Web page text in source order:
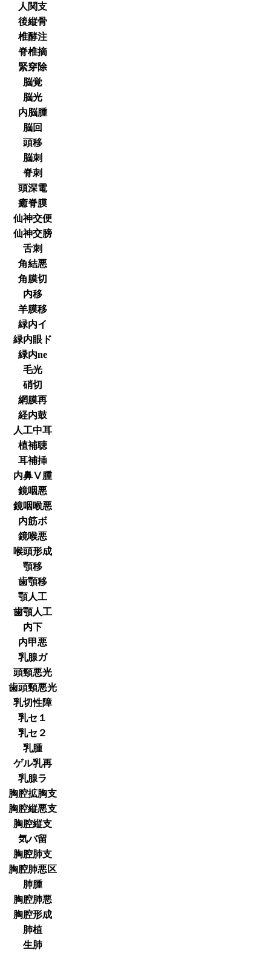
人関支
後縦骨
椎酵注
脊椎摘
緊穿除
脳覚
脳光
内脳腫
脳回
頭移
脳刺
脊刺
頭深電
癒脊膜
仙神交便
仙神交膀
舌刺
角結悪
角膜切
内移
羊膜移
緑内イ
緑内眼ド
緑内ne
毛光
硝切
網膜再
経内鼓
人工中耳
植補聴
耳補挿
内鼻Ⅴ腫
鏡咽悪
鏡咽喉悪
内筋ボ
鏡喉悪
喉頭形成
顎移
歯顎移
顎人工
歯顎人工
内下
内甲悪
乳腺ガ
頭頸悪光
歯頭頸悪光
乳切性障
乳セ１
乳セ２
乳腫
ゲル乳再
乳腺ラ
胸腔拡胸支
胸腔縦悪支
胸腔縦支
気バ留
胸腔肺支
胸腔肺悪区
肺腫
胸腔肺悪
胸腔形成
肺植
生肺